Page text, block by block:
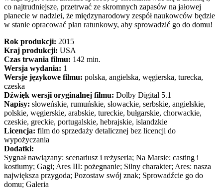
co najtrudniejsze, przetrwać ze skromnych zapasów na jałowej
planecie w nadziei, że międzynarodowy zespół naukowców będzie
w stanie opracować plan ratunkowy, aby sprowadzić go do domu!
Rok produkcji: 2015
Kraj produkcji: USA
Czas trwania filmu: 142 min.
Wersja wydania: 1
Wersje językowe filmu: polska, angielska, węgierska, turecka,
czeska
Dźwięk wersji oryginalnej filmu: Dolby Digital 5.1
Napisy: słoweńskie, rumuńskie, słowackie, serbskie, angielskie,
polskie, węgierskie, arabskie, tureckie, bułgarskie, chorwackie,
czeskie, greckie, portugalskie, hebrajskie, islandzkie
Licencja: film do sprzedaży detalicznej bez licencji do
wypożyczania
Dodatki:
Sygnał nawiązany: scenariusz i reżyseria; Na Marsie: casting i
kostiumy; Gagi; Ares III: pożegnanie; Silny charakter; Ares: nasza
największa przygoda; Pozostaw swój znak; Sprowadźcie go do
domu; Galeria